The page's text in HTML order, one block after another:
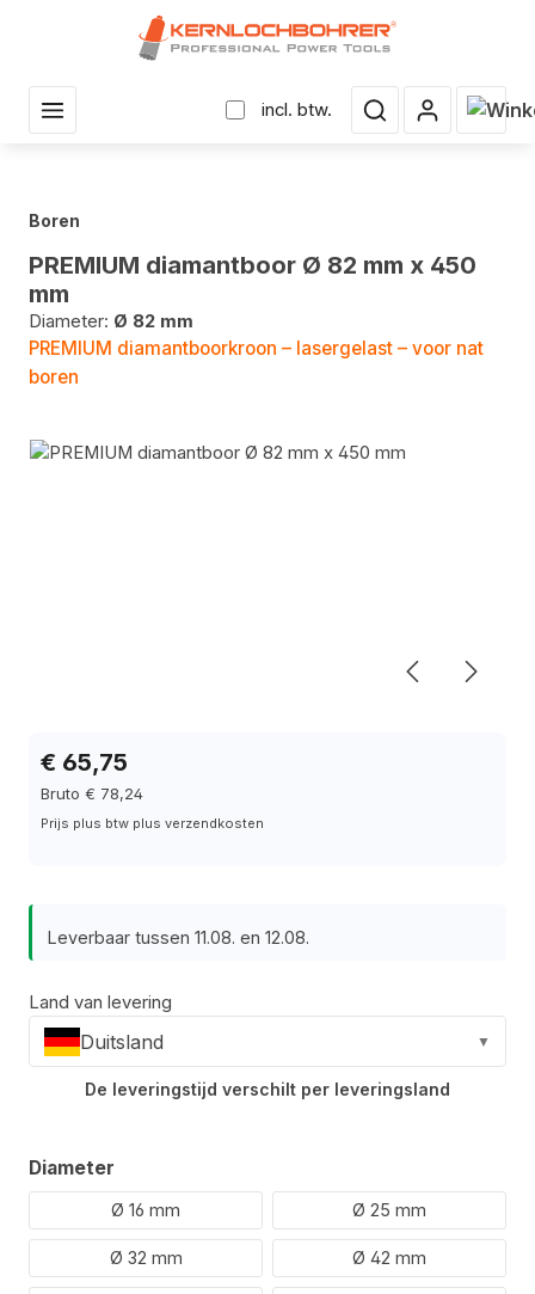
incl. btw.
Boren
PREMIUM diamantboor Ø 82 mm x 450
mm
Diameter: Ø 82 mm
PREMIUM diamantboorkroon – lasergelast – voor nat
boren
Fotogalerij overslaan
€ 65,75
Bruto € 78,24
Prijs plus btw plus verzendkosten
Leverbaar tussen 11.08. en 12.08.
Land van levering
Duitsland ▼
De leveringstijd verschilt per leveringsland
Selecteer
Diameter
Ø 16 mm Ø 25 mm
Ø 32 mm Ø 42 mm